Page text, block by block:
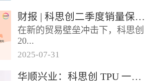
会决定成立政府间谈判委员会
（INC），计划通过5次会议在
2024年底前制定一项关于塑料...
财报 | 科思创二季度销量保持稳定，但动荡环境拖累业绩
在新的贸易壁垒冲击下，科思创
20...
25年第二季度业绩在充满挑战的
2025-07-31
华顺兴业：科思创 TPU 一级代理商，优质 TPU 材料供应专家